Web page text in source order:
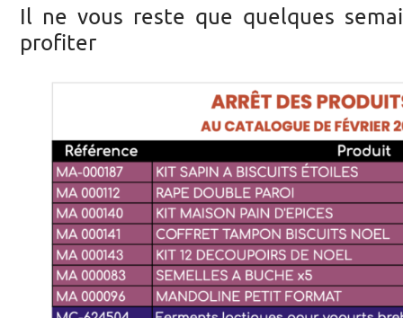
Il ne vous reste que quelques
profiter